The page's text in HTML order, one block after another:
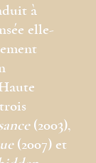
à
elle-
(2003),
(2007) et